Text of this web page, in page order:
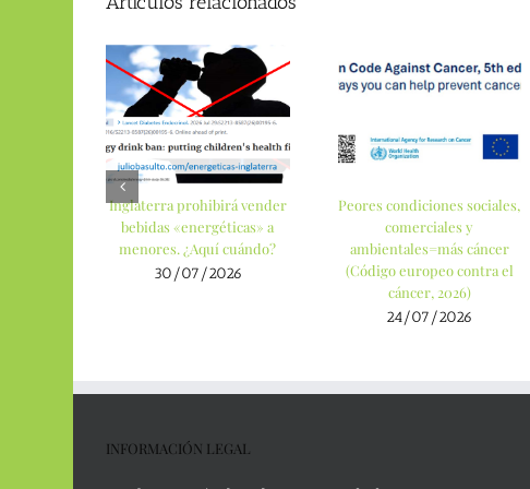
Inglaterra prohibirá vender
bebidas «energéticas» a
menores. ¿Aquí cuándo?
30/07/2026
Peores condiciones sociales,
comerciales y
ambientales=más cáncer
(Código europeo contra el
cáncer, 2026)
24/07/2026
INFORMACIÓN LEGAL